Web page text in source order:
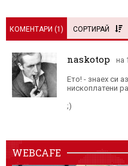
КОМЕНТАРИ (1 ) СОРТИРАЙ
naskotop на
Ето! - знаех си
нископлатени
;)
WEBCAFE